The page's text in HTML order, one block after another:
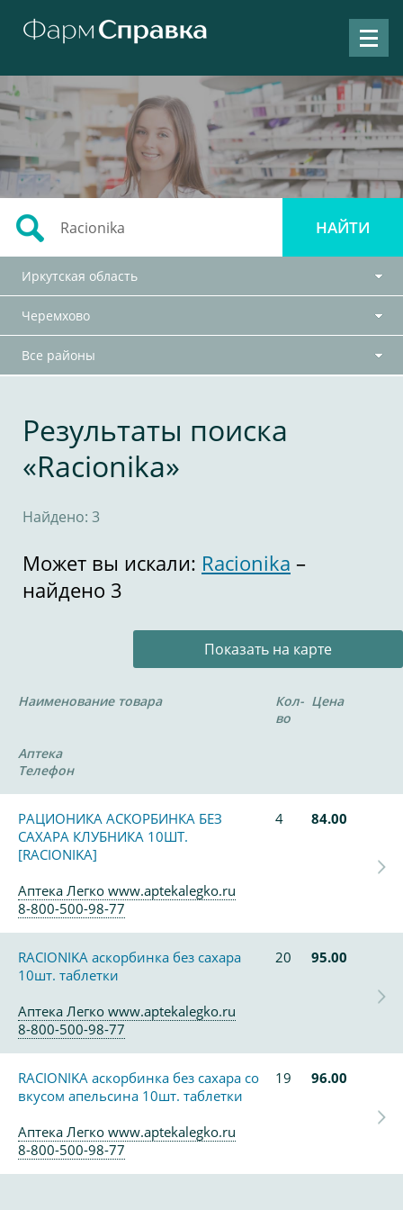
Иркутская область
Черемхово
Все районы
Результаты поиска
«Racionika»
Найдено: 3
Может вы искали: Racionika –
найдено 3
Показать на карте
Наименование товара
Кол-
во
Цена
Аптека
Телефон
РАЦИОНИКА АСКОРБИНКА БЕЗ
САХАРА КЛУБНИКА 10ШТ.
[RACIONIKA]
4 84.00
Аптека Легко www.aptekalegko.ru
8-800-500-98-77
RACIONIKA аскорбинка без сахара
10шт. таблетки
20 95.00
Аптека Легко www.aptekalegko.ru
8-800-500-98-77
RACIONIKA аскорбинка без сахара со
вкусом апельсина 10шт. таблетки
19 96.00
Аптека Легко www.aptekalegko.ru
8-800-500-98-77